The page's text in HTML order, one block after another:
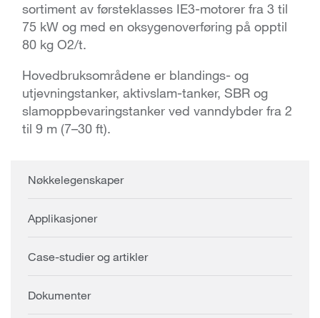
sortiment av førsteklasses IE3-motorer fra 3 til
75 kW og med en oksygenoverføring på opptil
80 kg O2/t.
Hovedbruksområdene er blandings- og
utjevningstanker, aktivslam-tanker, SBR og
slamoppbevaringstanker ved vanndybder fra 2
til 9 m (7–30 ft).
Nøkkelegenskaper
Applikasjoner
Case-studier og artikler
Dokumenter